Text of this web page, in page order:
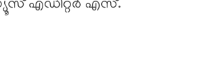
എഡിറ്റർ എസ്.